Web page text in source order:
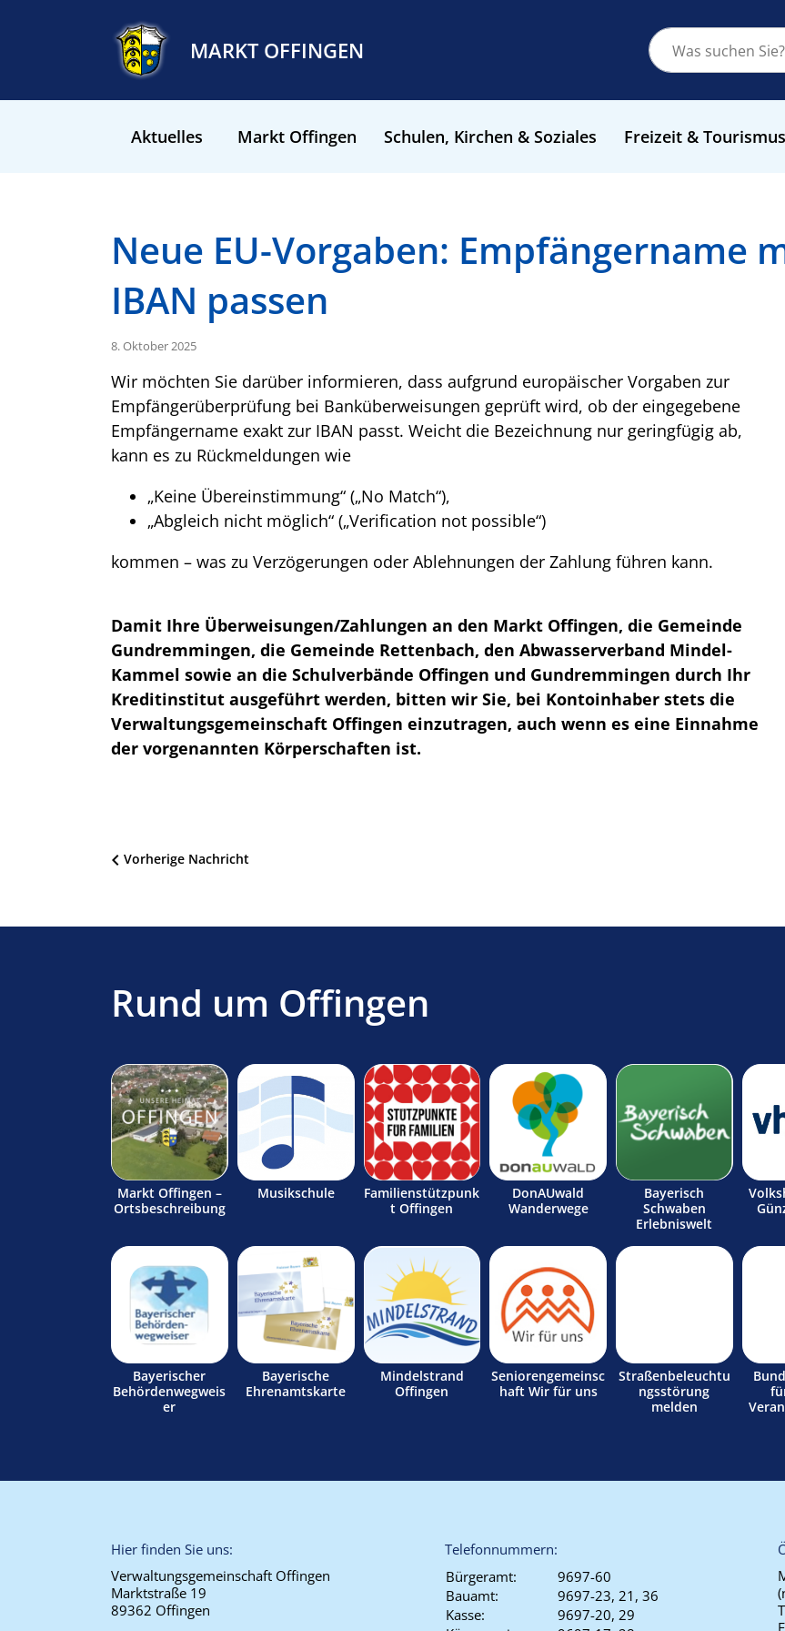
MARKT OFFINGEN
Aktuelles Markt Offingen Schulen, Kirchen & Soziales Freizeit & Tourismus
Neue EU-Vorgaben: Empfängername
IBAN passen
8. Oktober 2025
Wir möchten Sie darüber informieren, dass aufgrund europäischer Vorgaben zur
Empfängerüberprüfung bei Banküberweisungen geprüft wird, ob der eingegebene
Empfängername exakt zur IBAN passt. Weicht die Bezeichnung nur geringfügig ab,
kann es zu Rückmeldungen wie
„Keine Übereinstimmung“ („No Match“),
„Abgleich nicht möglich“ („Verification not possible“)
kommen – was zu Verzögerungen oder Ablehnungen der Zahlung führen kann.
Damit Ihre Überweisungen/Zahlungen an den Markt Offingen, die Gemeinde
Gundremmingen, die Gemeinde Rettenbach, den Abwasserverband Mindel-
Kammel sowie an die Schulverbände Offingen und Gundremmingen durch Ihr
Kreditinstitut ausgeführt werden, bitten wir Sie, bei Kontoinhaber stets die
Verwaltungsgemeinschaft Offingen einzutragen, auch wenn es eine Einnahme
der vorgenannten Körperschaften ist.
Beitragsnavigation
Vorherige Nachricht
Rund um Offingen
Markt Offingen –
Ortsbeschreibung
Musikschule
Familienstützpunk
t Offingen
DonAUwald
Wanderwege
Bayerisch
Schwaben
Erlebniswelt
Bayerischer
Behördenwegweis
er
Bayerische
Ehrenamtskarte
Mindelstrand
Offingen
Seniorengemeinsc
haft Wir für uns
Straßenbeleuchtu
ngsstörung
melden
Hier finden Sie uns:
Verwaltungsgemeinschaft Offingen
Marktstraße 19
89362 Offingen
Telefonnummern:
Bürgeramt:
9697-60
Bauamt:
9697-23, 21, 36
Kasse:
9697-20, 29